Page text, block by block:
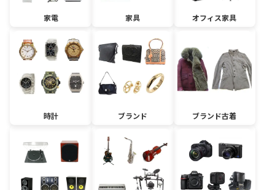
家電 家具 オフィス家具
時計 ブランド ブランド古着